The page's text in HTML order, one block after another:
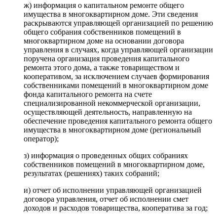
ж) информация о капитальном ремонте общего
имущества в многоквартирном доме. Эти сведения
раскрываются управляющей организацией по решению
общего собрания собственников помещений в
многоквартирном доме на основании договора
управления в случаях, когда управляющей организации
поручена организация проведения капитального
ремонта этого дома, а также товариществом и
кооперативом, за исключением случаев формирования
собственниками помещений в многоквартирном доме
фонда капитального ремонта на счете
специализированной некоммерческой организации,
осуществляющей деятельность, направленную на
обеспечение проведения капитального ремонта общего
имущества в многоквартирном доме (региональный
оператор);
з) информация о проведенных общих собраниях
собственников помещений в многоквартирном доме,
результатах (решениях) таких собраний;
и) отчет об исполнении управляющей организацией
договора управления, отчет об исполнении смет
доходов и расходов товарищества, кооператива за год;